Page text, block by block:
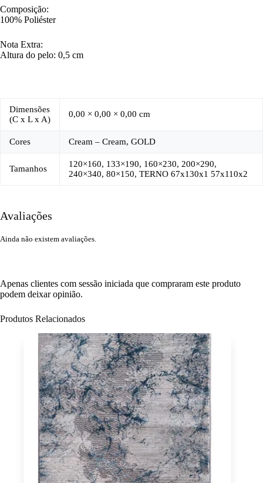
Composição:
100% Poliéster
Nota Extra:
Altura do pelo: 0,5 cm
Dimensões
(C x L x A)
0,00 × 0,00 × 0,00 cm
Cores Cream – Cream, GOLD
Tamanhos
120×160, 133×190, 160×230, 200×290,
240×340, 80×150, TERNO 67x130x1 57x110x2
Avaliações
Ainda não existem avaliações.
Apenas clientes com sessão iniciada que compraram este produto
podem deixar opinião.
Produtos Relacionados